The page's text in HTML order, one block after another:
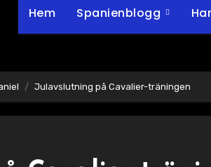
Hem Spanienblogg
Julavslutning på Cavalier-träningen